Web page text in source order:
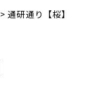
> 通研通り【桜】